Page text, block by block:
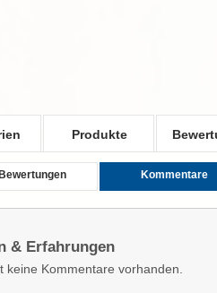
Produkte
Bewertungen Kommentare
& Erfahrungen
keine Kommentare vorhanden.